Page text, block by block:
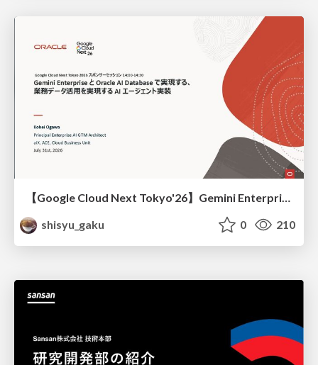
【Google Cloud Next Tokyo'26】Gemini Enterprise と Oracle AI Database で実現する、 業務データ活用を実現する AI エージェント実装
shisyu_gaku
0 210